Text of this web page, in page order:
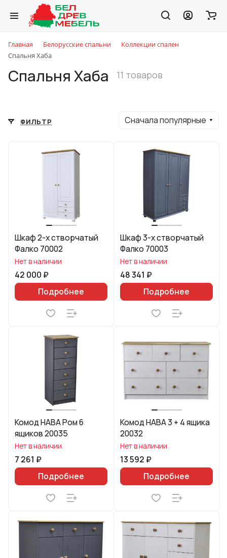
Главная Белорусские спальни
Коллекции спален
Спальня Хаба
Спальня Хаба 11 товаров
ФИЛЬТР Сначала популярные
Шкаф 2-х створчатый
Фалко 70002
Нет в наличии
42 000 ₽
Подробнее
Шкаф 3-х створчатый
Фалко 70003
Нет в наличии
48 341 ₽
Подробнее
Комод HABA Ром 6
ящиков 20035
Нет в наличии
7 261 ₽
Подробнее
Комод HABA 3 + 4 ящика
20032
Нет в наличии
13 592 ₽
Подробнее